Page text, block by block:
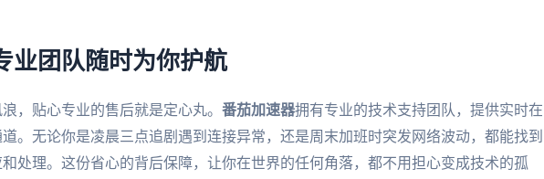
业团队随时为你护航
，贴心专业的售后就是定心丸。 番茄加速器拥有专业的技术支持团队，提供实时在
。无论你是凌晨三点追剧遇到连接异常，还是周末加班时突发网络波动，都能找到
处理。这份省心的背后保障，让你在世界的任何角落，都不用担心变成技术的孤